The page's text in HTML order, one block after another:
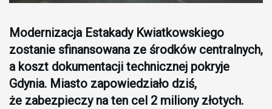
Modernizacja Estakady Kwiatkowskiego
zostanie sfinansowana ze środków centralnych,
a koszt dokumentacji technicznej pokryje
Gdynia. Miasto zapowiedziało dziś,
że zabezpieczy na ten cel 2 miliony złotych.